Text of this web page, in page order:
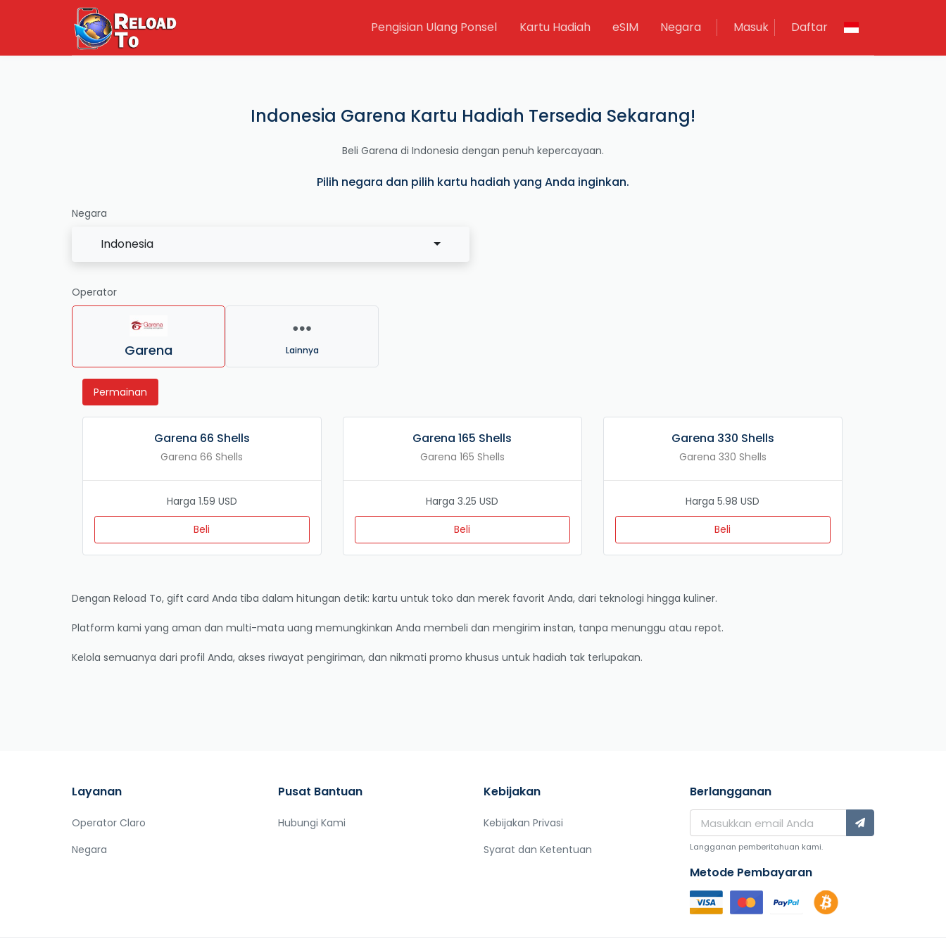
Pengisian Ulang Ponsel Kartu Hadiah eSIM Negara Masuk Daftar
Indonesia Garena Kartu Hadiah Tersedia Sekarang!
Beli Garena di Indonesia dengan penuh kepercayaan.
Pilih negara dan pilih kartu hadiah yang Anda inginkan.
Negara
Indonesia
Operator
Garena Lainnya
Permainan
Garena 66 Shells
Garena 66 Shells
Harga 1.59 USD
Beli
Garena 165 Shells
Garena 165 Shells
Harga 3.25 USD
Beli
Garena 330 Shells
Garena 330 Shells
Harga 5.98 USD
Beli
Dengan Reload To, gift card Anda tiba dalam hitungan detik: kartu untuk toko dan merek favorit Anda, dari teknologi hingga kuliner.
Platform kami yang aman dan multi-mata uang memungkinkan Anda membeli dan mengirim instan, tanpa menunggu atau repot.
Kelola semuanya dari profil Anda, akses riwayat pengiriman, dan nikmati promo khusus untuk hadiah tak terlupakan.
Layanan
Operator Claro
Negara
Pusat Bantuan
Hubungi Kami
Kebijakan
Kebijakan Privasi
Syarat dan Ketentuan
Berlangganan
Langganan pemberitahuan kami.
Metode Pembayaran